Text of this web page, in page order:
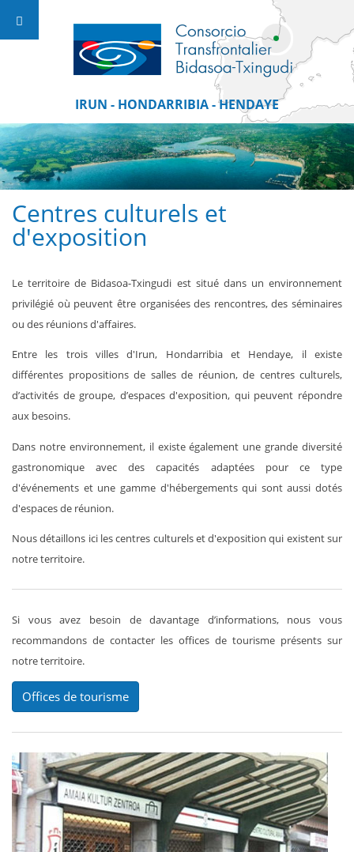
IRUN - HONDARRIBIA - HENDAYE
Centres culturels et
d'exposition
Le territoire de Bidasoa-Txingudi est situé dans un environnement
privilégié où peuvent être organisées des rencontres, des séminaires
ou des réunions d'affaires.
Entre les trois villes d'Irun, Hondarribia et Hendaye, il existe
différentes propositions de salles de réunion, de centres culturels,
d’activités de groupe, d’espaces d'exposition, qui peuvent répondre
aux besoins.
Dans notre environnement, il existe également une grande diversité
gastronomique avec des capacités adaptées pour ce type
d'événements et une gamme d'hébergements qui sont aussi dotés
d'espaces de réunion.
Nous détaillons ici les centres culturels et d'exposition qui existent sur
notre territoire.
Si vous avez besoin de davantage d’informations, nous vous
recommandons de contacter les offices de tourisme présents sur
notre territoire.
Offices de tourisme